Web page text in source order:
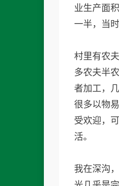
业生产面
一半，当
村里有农
多农夫半
者加工，
很多以物
受欢迎，
活。
我在深沟